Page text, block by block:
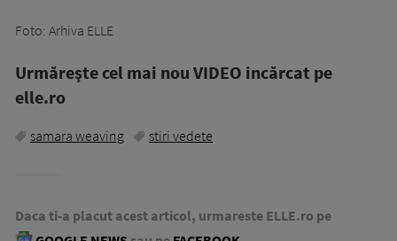
Foto: Arhiva ELLE
Urmăreşte cel mai nou VIDEO incărcat pe
elle.ro
samara weaving stiri vedete
Daca ti-a placut acest articol, urmareste ELLE.ro pe